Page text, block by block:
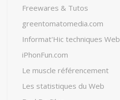
Freewares & Tutos
greentomatomedia.com
Informat'Hic techniques Web
iPhonFun.com
Le muscle référencement
Les statistiques du Web